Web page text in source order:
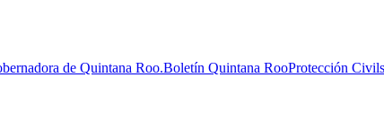
de Quintana Roo.Boletín Quintana RooProtección Civil